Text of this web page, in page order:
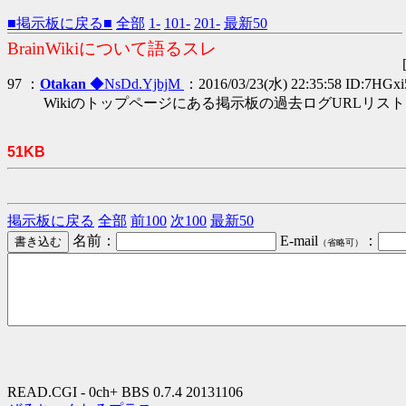
■掲示板に戻る■ 全部 1- 101- 201- 最新50
BrainWikiについて語るスレ
97 ： Otakan ◆NsDd.YjbjM
：2016/03/23(水) 22:35:58
Wikiのトップページにある掲示板の過去ログURLリス
51KB
掲示板に戻る 全部 前100 次100 最新50
名前：
E-mail （省略可） ：
READ.CGI - 0ch+ BBS 0.7.4 20131106